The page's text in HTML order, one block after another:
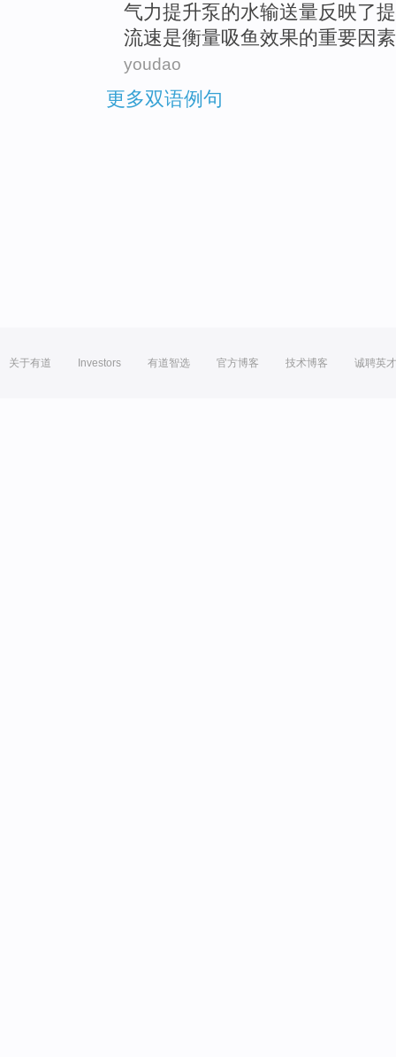
气力提升泵的水输送量反映了
流速是衡量吸鱼效果的重要因
youdao
更多双语例句
关于有道 Investors 有道智选 官方博客 技术博客 诚聘英才